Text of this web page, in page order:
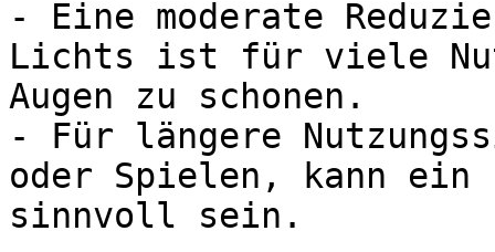
- Eine moderate
Lichts ist für viele
Augen zu schonen.
- Für längere
oder Spielen, kann
sinnvoll sein.